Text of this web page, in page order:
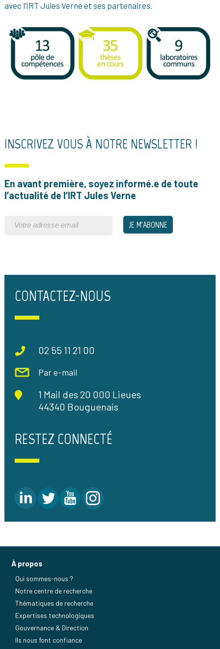
avec l’IRT Jules Verne et ses partenaires.
INSCRIVEZ VOUS À NOTRE NEWSLETTER !
En avant première, soyez informé.e de toute
l’actualité de l’IRT Jules Verne
CONTACTEZ-NOUS
02 55 11 21 00
Par e-mail
1 Mail des 20 000 Lieues
44340 Bouguenais
RESTEZ CONNECTÉ
À propos
Qui sommes-nous ?
Notre centre de recherche
Thématiques de recherche
Expertises technologiques
Gouvernance & Direction
Ils nous font confiance